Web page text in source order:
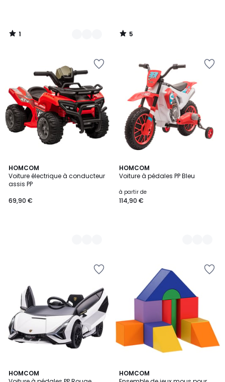
1
/
5
/
HOMCOM
Voiture électrique à conducteur
assis PP
69,90 €
3
Couleurs
HOMCOM
Voiture à pédales PP Bleu
à partir de
114,90 €
3
Couleurs
HOMCOM
4
HOMCOM
2